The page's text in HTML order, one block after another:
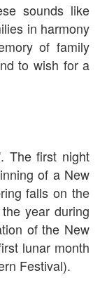
sounds like
in harmony
of family
to wish for a
The first night
of a New
falls on the
year during
of the New
lunar month
Festival).